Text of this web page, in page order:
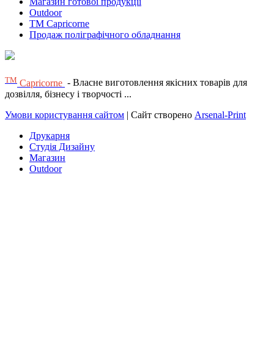
Outdoor
TM Capricorne
Продаж поліграфічного обладнання
ТМ Capricorne - Власне виготовлення якісних товарів для
дозвілля, бізнесу і творчості ...
Умови користування сайтом | Сайт створено Arsenal-Print
Друкарня
Студія Дизайну
Магазин
Outdoor